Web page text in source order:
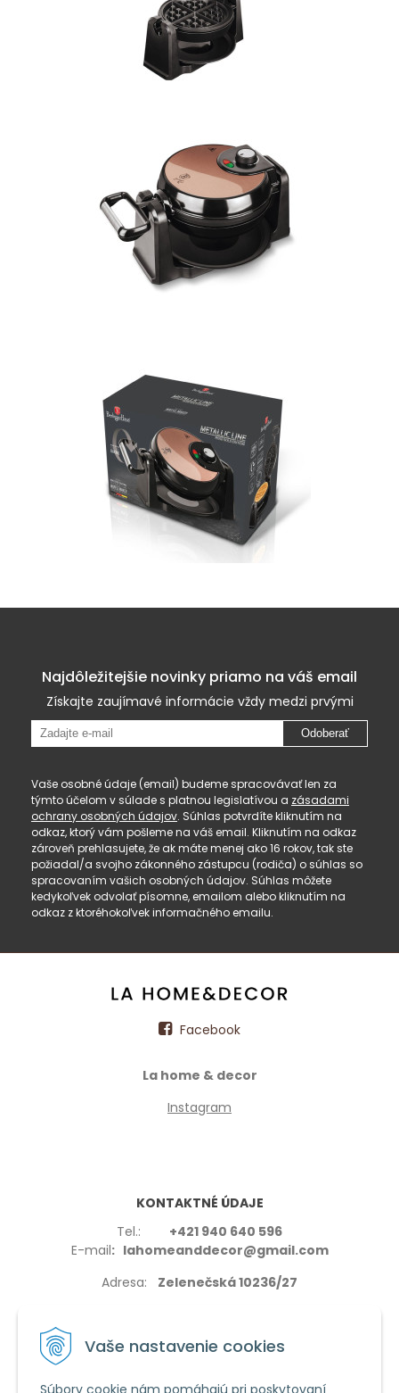
Vaše nastavenie cookies
Súbory cookie nám pomáhajú pri poskytovaní
Najdôležitejšie novinky priamo na váš email
Získajte zaujímavé informácie vždy medzi prvými
Odoberať
Vaše osobné údaje (email) budeme spracovávať len za
týmto účelom v súlade s platnou legislatívou a zásadami
ochrany osobných údajov. Súhlas potvrdíte kliknutím na
odkaz, ktorý vám pošleme na váš email. Kliknutím na odkaz
zároveň prehlasujete, že ak máte menej ako 16 rokov, tak ste
požiadal/a svojho zákonného zástupcu (rodiča) o súhlas so
spracovaním vašich osobných údajov. Súhlas môžete
kedykoľvek odvolať písomne, emailom alebo kliknutím na
odkaz z ktoréhokoľvek informačného emailu.
Facebook
La home & decor
Instagram
KONTAKTNÉ ÚDAJE
Tel.: +421 940 640 596
E-mail: lahomeanddecor@gmail.com
Adresa: Zelenečská 10236/27